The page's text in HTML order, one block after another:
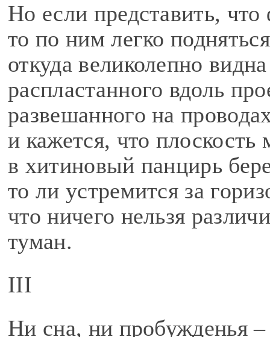
Но если представить,
то по ним легко
откуда великолепно
распластанного вдоль
развешанного на
и кажется, что плоскость
в хитиновый панцирь
то ли устремится за
что ничего нельзя
туман.
III
Ни сна, ни пробужденья